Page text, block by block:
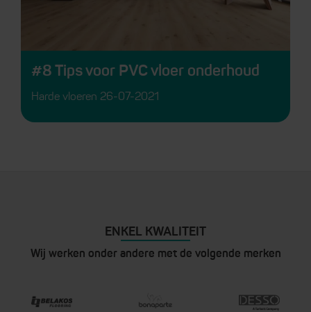
#8 Tips voor PVC vloer onderhoud
Harde vloeren 26-07-2021
ENKEL KWALITEIT
Wij werken onder andere met de volgende merken